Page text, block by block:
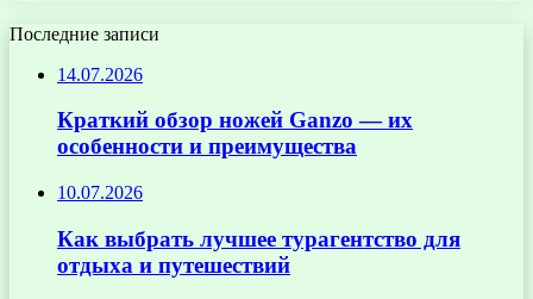
Последние записи
14.07.2026
Краткий обзор ножей Ganzo — их
особенности и преимущества
10.07.2026
Как выбрать лучшее турагентство для
отдыха и путешествий